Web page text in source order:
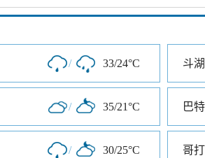
/ 33/24°C 斗湖
/ 35/21°C 巴
/ 30/25°C 哥